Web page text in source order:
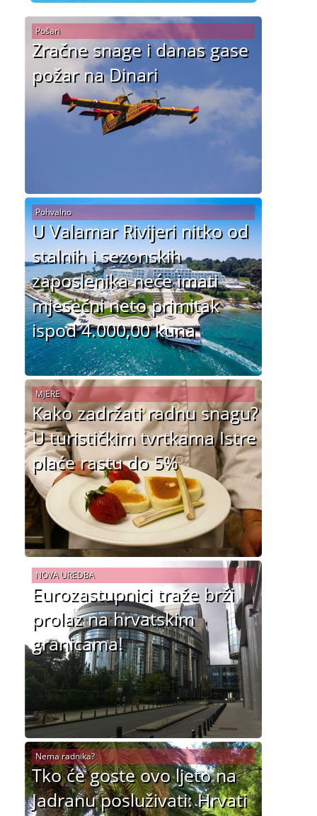
Zračne snage i danas gase
požar na Dinari
Pošari
U Valamar Rivijeri nitko od
stalnih i sezonskih
zaposlenika neće imati
mjesečni neto primitak
ispod 4.000,00 kuna
Pohvalno
Kako zadržati radnu snagu?
U turističkim tvrtkama Istre
plaće rastu do 5%
MJERE
Eurozastupnici traže brži
prolaz na hrvatskim
granicama!
NOVA UREDBA
Tko će goste ovo ljeto na
Jadranu posluživati: Hrvati
Nema radnika?